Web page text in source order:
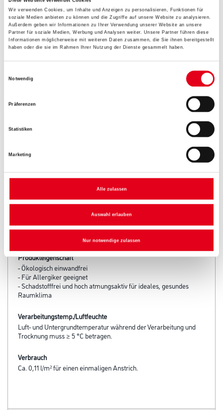
Wir verwenden Cookies, um Inhalte und Anzeigen zu personalisieren, Funktionen für
soziale Medien anbieten zu können und die Zugriffe auf unsere Website zu analysieren.
Außerdem geben wir Informationen zu Ihrer Verwendung unserer Website an unsere
Partner für soziale Medien, Werbung und Analysen weiter. Unsere Partner führen diese
Informationen möglicherweise mit weiteren Daten zusammen, die Sie ihnen bereitgestellt
haben oder die sie im Rahmen Ihrer Nutzung der Dienste gesammelt haben.
Notwendig
Präferenzen
Statistiken
Marketing
Alle zulassen
Auswahl erlauben
Nur notwendige zulassen
Gebinde
PRODUKTEIGENSCHAFTEN
Produkteigenschaft
- Ökologisch einwandfrei
- Für Allergiker geeignet
- Schadstofffrei und hoch atmungsaktiv für ideales, gesundes
Raumklima
Verarbeitungstemp./Luftfeuchte
Luft- und Untergrundtemperatur während der Verarbeitung und
Trocknung muss ≥ 5 °C betragen.
Verbrauch
Ca. 0,11 l/m² für einen einmaligen Anstrich.